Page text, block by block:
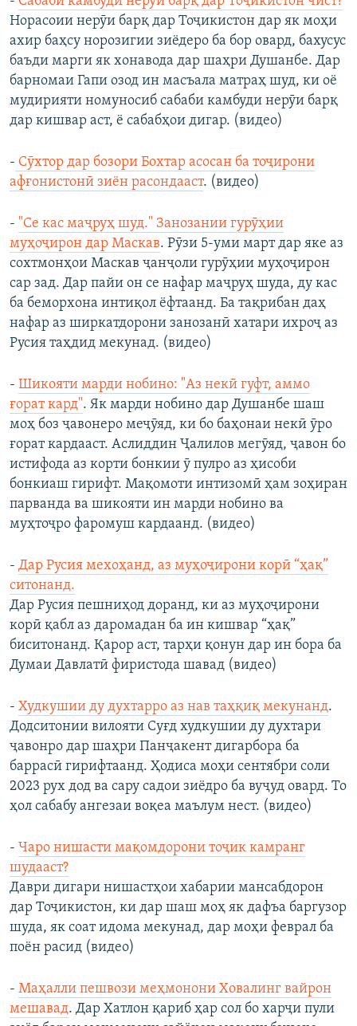
Норасоии нерӯи барқ дар Тоҷикистон дар як моҳи
ахир баҳсу норозигии зиёдеро ба бор овард, бахусус
баъди марги як хонавода дар шаҳри Душанбе. Дар
барномаи Гапи озод ин масъала матраҳ шуд, ки оё
мудирияти номуносиб сабаби камбуди нерӯи барқ
дар кишвар аст, ё сабабҳои дигар. (видео)
- Сӯхтор дар бозори Бохтар асосан ба тоҷирони
афғонистонӣ зиён расондааст. (видео)
- "Се кас маҷруҳ шуд." Занозании гурӯҳии
муҳоҷирон дар Маскав. Рӯзи 5-уми март дар яке аз
сохтмонҳои Маскав ҷанҷоли гурӯҳии муҳоҷирон
сар зад. Дар пайи он се нафар маҷруҳ шуда, ду кас
ба беморхона интиқол ёфтаанд. Ба тақрибан даҳ
нафар аз ширкатдорони занозанӣ хатари ихроҷ аз
Русия таҳдид мекунад. (видео)
- Шикояти марди нобино: "Аз некӣ гуфт, аммо
ғорат кард". Як марди нобино дар Душанбе шаш
моҳ боз ҷавонеро меҷӯяд, ки бо баҳонаи некӣ ӯро
ғорат кардааст. Аслиддин Ҷалилов мегӯяд, ҷавон бо
истифода аз корти бонкии ӯ пулро аз ҳисоби
бонкиаш гирифт. Мақомоти интизомӣ ҳам зоҳиран
парванда ва шикояти ин марди нобино ва
муҳтоҷро фаромуш кардаанд. (видео)
- Дар Русия мехоҳанд, аз муҳоҷирони корӣ “ҳақ”
ситонанд.
Дар Русия пешниҳод доранд, ки аз муҳоҷирони
корӣ қабл аз даромадан ба ин кишвар “ҳақ”
биситонанд. Қарор аст, тарҳи қонун дар ин бора ба
Думаи Давлатӣ фиристода шавад (видео)
- Худкушии ду духтарро аз нав таҳқиқ мекунанд.
Додситонии вилояти Суғд худкушии ду духтари
ҷавонро дар шаҳри Панҷакент дигарбора ба
баррасӣ гирифтаанд. Ҳодиса моҳи сентябри соли
2023 рух дод ва сару садои зиёдро ба вуҷуд овард. То
ҳол сабабу ангезаи воқеа маълум нест. (видео)
- Чаро нишасти мақомдорони тоҷик камранг
шудааст?
Даври дигари нишастҳои хабарии мансабдорон
дар Тоҷикистон, ки дар шаш моҳ як дафъа баргузор
шуда, як соат идома мекунад, дар моҳи феврал ба
поён расид (видео)
- Маҳалли пешвози меҳмонони Ховалинг вайрон
мешавад. Дар Хатлон қариб ҳар сол бо харҷи пули